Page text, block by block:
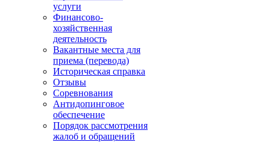
услуги
Финансово-
хозяйственная
деятельность
Вакантные места для
приема (перевода)
Историческая справка
Отзывы
Соревнования
Антидопинговое
обеспечение
Порядок рассмотрения
жалоб и обращений